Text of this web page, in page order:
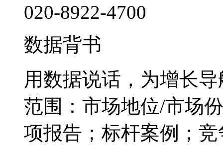
020-8922-4700
数据背书
用数据说话，为增长导
范围：市场地位/市场
项报告；标杆案例；